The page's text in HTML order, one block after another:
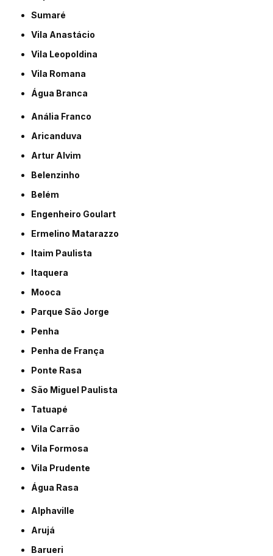
Sumaré
Vila Anastácio
Vila Leopoldina
Vila Romana
Água Branca
Anália Franco
Aricanduva
Artur Alvim
Belenzinho
Belém
Engenheiro Goulart
Ermelino Matarazzo
Itaim Paulista
Itaquera
Mooca
Parque São Jorge
Penha
Penha de França
Ponte Rasa
São Miguel Paulista
Tatuapé
Vila Carrão
Vila Formosa
Vila Prudente
Água Rasa
Alphaville
Arujá
Barueri